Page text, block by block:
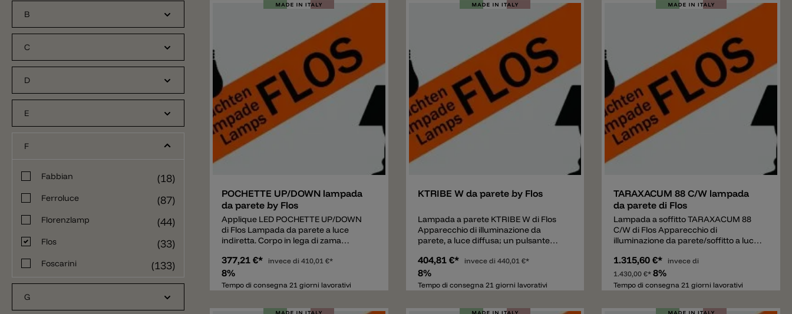
B
C
D
E
F
(18)
Fabbian
(87)
Ferroluce
(44)
Florenzlamp
(33)
Flos
(133)
Foscarini
G
plafone composto da un elemento
stampato ad iniezione in poliammide
rinforzato con il 30% di fibra di vetro e
supporto diffusore in lega di alluminio
pressofusa verniciato di colore grigio
plafone composto da un elemento
stampato ad iniezione in poliammide
rinforzato con il 30% di fibra di vetro e
supporto diffusore in lega di alluminio
pressofusa verniciato di colore grigio
Aggiungere
POCHETTE UP/DOWN lampada
da parete by Flos
Applique LED POCHETTE UP/DOWN
di Flos Lampada da parete a luce
indiretta. Corpo in lega di zama
colori grigio opaco, bronzo oppure
con finitura cromata in galvanica.
Attacco a parete in acciaio stampato e
zincato bianco, riportante sia il
377,21 €* invece di 410,01 €*
8%
Tempo di consegna 21 giorni lavorativi
Aggiungere
KTRIBE W da parete by Flos
Lampada a parete KTRIBE W di Flos
Apparecchio di illuminazione da
parete, a luce diffusa; un pulsante
consente, tramite un dimmer
“remoto”, la regolazione dell’intensità
luminosa su quattro livelli. Rosone di
copertura in lega di Zama pressofusa
404,81 €* invece di 440,01 €*
8%
Tempo di consegna 21 giorni lavorativi
Aggiungere
TARAXACUM 88 C/W lampada
da parete di Flos
Lampada a soffitto TARAXACUM 88
C/W di Flos Apparecchio di
illuminazione da parete/soffitto a luce
di 5 triangoli in alluminio lucidato
stampato. 15 lampadine Globolux
chiare, alloggiano attorno alla
struttura. Attacco a parete/ soffitto e
1.315,60 €*
invece di
1.430,00 €* 8%
Tempo di consegna 21 giorni lavorativi